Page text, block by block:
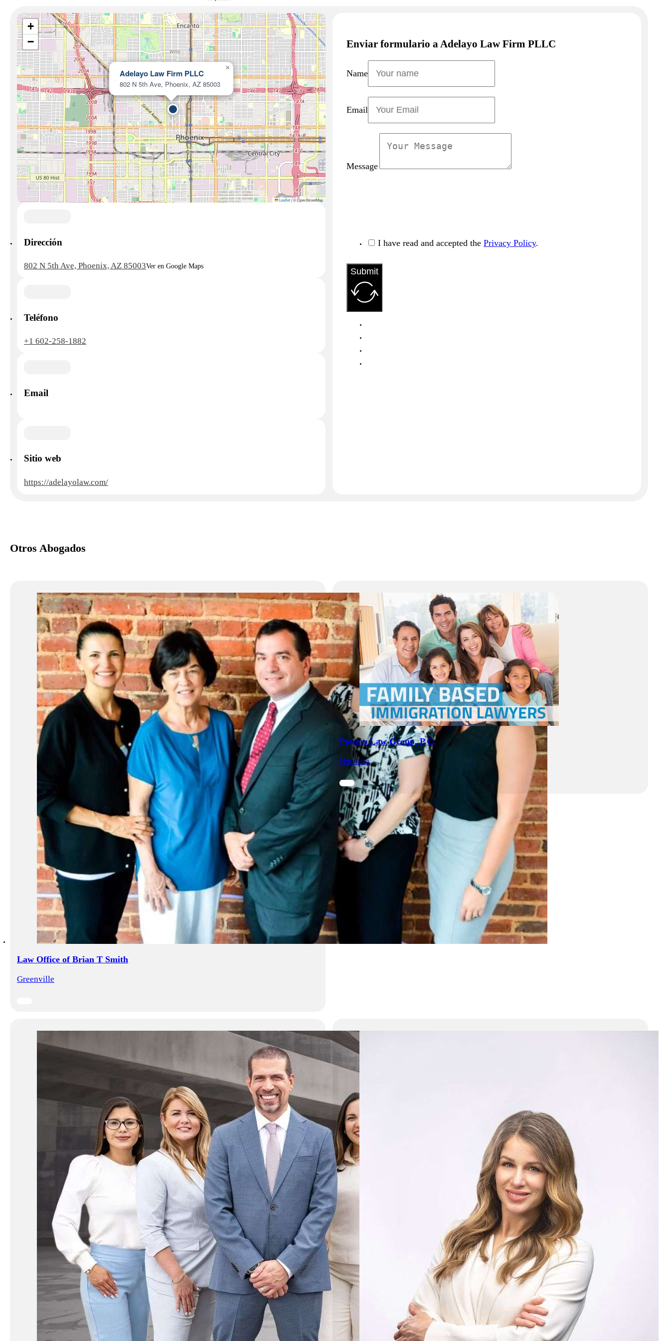
Adelayo Law Firm PLLC
802 N 5th Ave, Phoenix, AZ 85003
×
+
−
Leaflet|© OpenStreetMap
Dirección
802 N 5th Ave, Phoenix, AZ 85003Ver en Google Maps
Teléfono
+1 602-258-1882
Email
Sitio web
https://adelayolaw.com/
Enviar formulario a Adelayo Law Firm PLLC
Name
Email
Message
I have read and accepted the Privacy Policy.
Submit
Otros Abogados
Law Office of Brian T Smith
Greenville
Powers Law Group, P.C.
Houston